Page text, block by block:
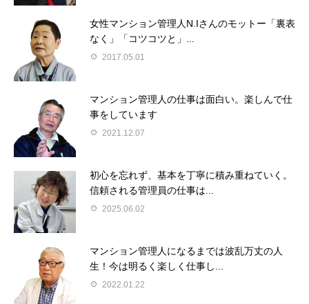
女性マンション管理人N.Iさんのモットー「裏表
なく」「コツコツと」...
2017.05.01
マンション管理人の仕事は面白い。楽しんで仕
事をしています
2021.12.07
初心を忘れず、基本を丁寧に積み重ねていく。
信頼される管理員の仕事は...
2025.06.02
マンション管理人になるまでは波乱万丈の人
生！今は明るく楽しく仕事し...
2022.01.22